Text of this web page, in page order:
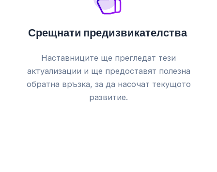
Срещнати предизвикателства
Наставниците ще прегледат тези
актуализации и ще предоставят полезна
обратна връзка, за да насочат текущото
развитие.